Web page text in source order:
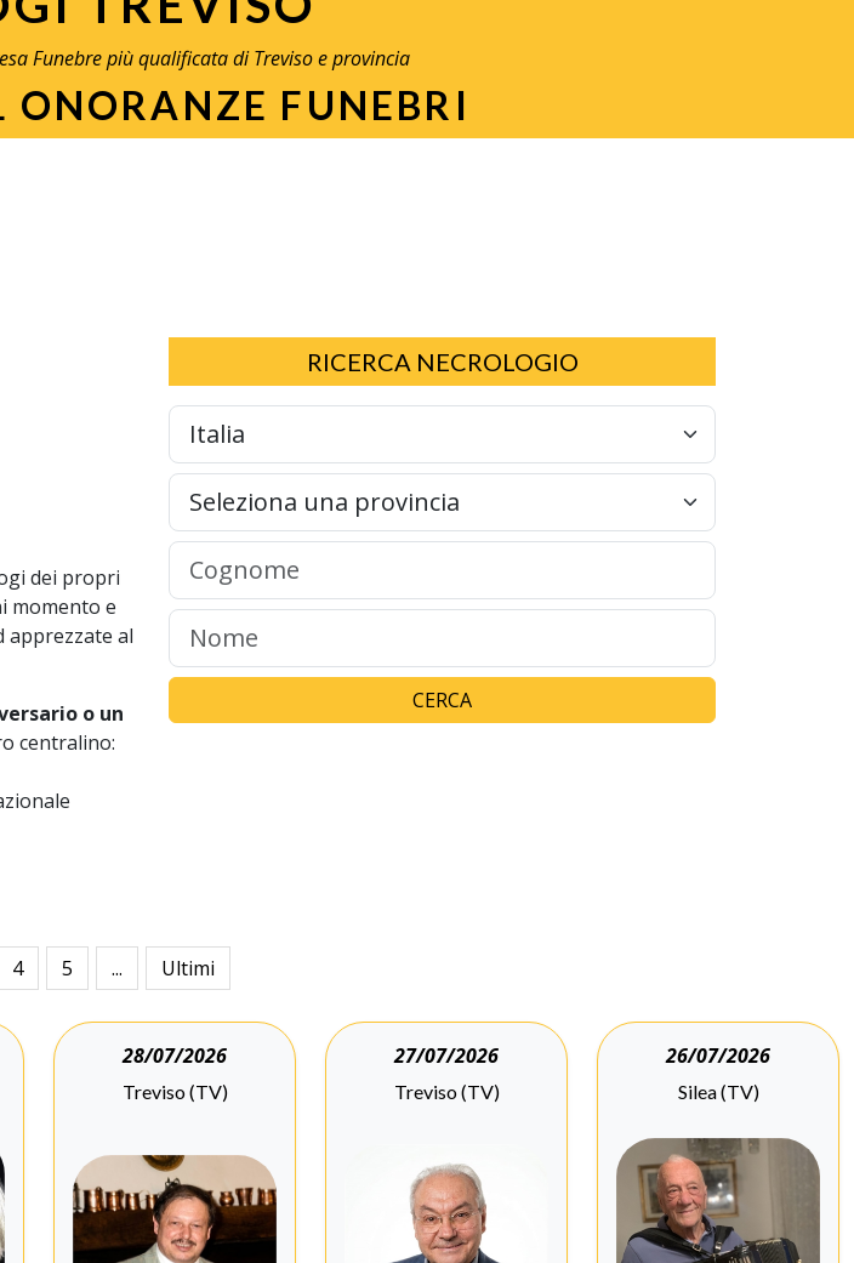
Funebre più qualificata di Treviso e provincia
FUNEBRI
dei propri
momento e
apprezzate al
o un
centralino:
RICERCA NECROLOGIO
CERCA
4 5 ... Ultimi
28/07/2026
Treviso (TV)
27/07/2026
Treviso (TV)
26/07/2026
Silea (TV)